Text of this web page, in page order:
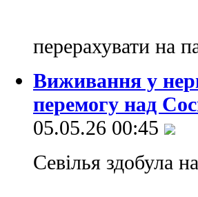
перерахувати на
Виживання у
перемогу над
05.05.26 00:45
Севілья здобула